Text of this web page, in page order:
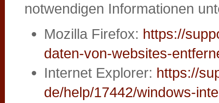
notwendigen Informationen
Mozilla Firefox: https://
daten-von-websites-
Internet Explorer: https://
de/help/17442/windows-